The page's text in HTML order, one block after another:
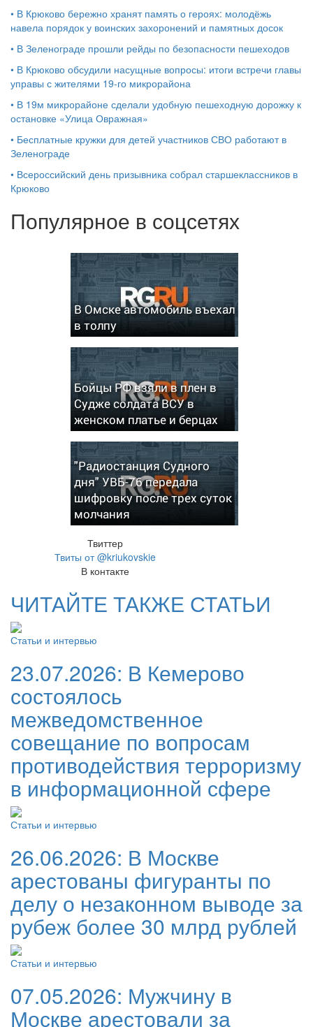
• В Крюково бережно хранят память о героях: молодёжь
навела порядок у воинских захоронений и памятных досок
• В Зеленограде прошли рейды по безопасности пешеходов
• В Крюково обсудили насущные вопросы: итоги встречи главы
управы с жителями 19‑го микрорайона
• В 19м микрорайоне сделали удобную пешеходную дорожку к
остановке «Улица Овражная»
• Бесплатные кружки для детей участников СВО работают в
Зеленограде
• Всероссийский день призывника собрал старшеклассников в
Крюково
Популярное в соцсетях
В Омске автомобиль въехал
в толпу
Бойцы РФ взяли в плен в
Судже солдата ВСУ в
женском платье и берцах
"Радиостанция Судного
дня" УВБ-76 передала
шифровку после трех суток
молчания
Твиттер
Твиты от @kriukovskie
В контакте
ЧИТАЙТЕ ТАКЖЕ СТАТЬИ
Статьи и интервью
23.07.2026: В Кемерово
состоялось
межведомственное
совещание по вопросам
противодействия терроризму
в информационной сфере
Статьи и интервью
26.06.2026: В Москве
арестованы фигуранты по
делу о незаконном выводе за
рубеж более 30 млрд рублей
Статьи и интервью
07.05.2026: Мужчину в
Москве арестовали за